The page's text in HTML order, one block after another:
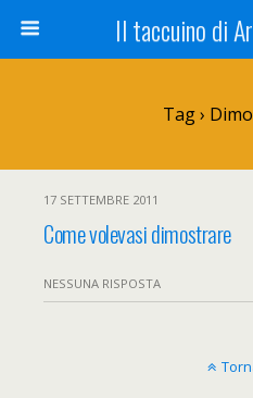
Il taccuino di
Tag ›
17 SETTEMBRE 2011
Come volevasi dimostrare
NESSUNA RISPOSTA